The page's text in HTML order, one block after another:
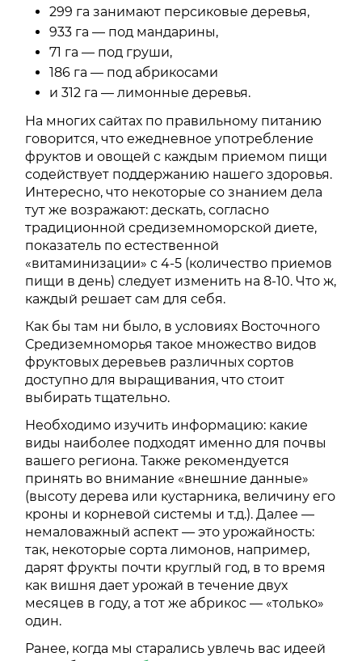
299 га занимают персиковые деревья,
933 га — под мандарины,
71 га — под груши,
186 га — под абрикосами
и 312 га — лимонные деревья.
На многих сайтах по правильному питанию
говорится, что ежедневное употребление
фруктов и овощей с каждым приемом пищи
содействует поддержанию нашего здоровья.
Интересно, что некоторые со знанием дела
тут же возражают: дескать, согласно
традиционной средиземноморской диете,
показатель по естественной
«витаминизации» с 4-5 (количество приемов
пищи в день) следует изменить на 8-10. Что ж,
каждый решает сам для себя.
Как бы там ни было, в условиях Восточного
Средиземноморья такое множество видов
фруктовых деревьев различных сортов
доступно для выращивания, что стоит
выбирать тщательно.
Необходимо изучить информацию: какие
виды наиболее подходят именно для почвы
вашего региона. Также рекомендуется
принять во внимание «внешние данные»
(высоту дерева или кустарника, величину его
кроны и корневой системы и т.д.). Далее —
немаловажный аспект — это урожайность:
так, некоторые сорта лимонов, например,
дарят фрукты почти круглый год, в то время
как вишня дает урожай в течение двух
месяцев в году, а тот же абрикос — «только»
один.
Ранее, когда мы старались увлечь вас идеей